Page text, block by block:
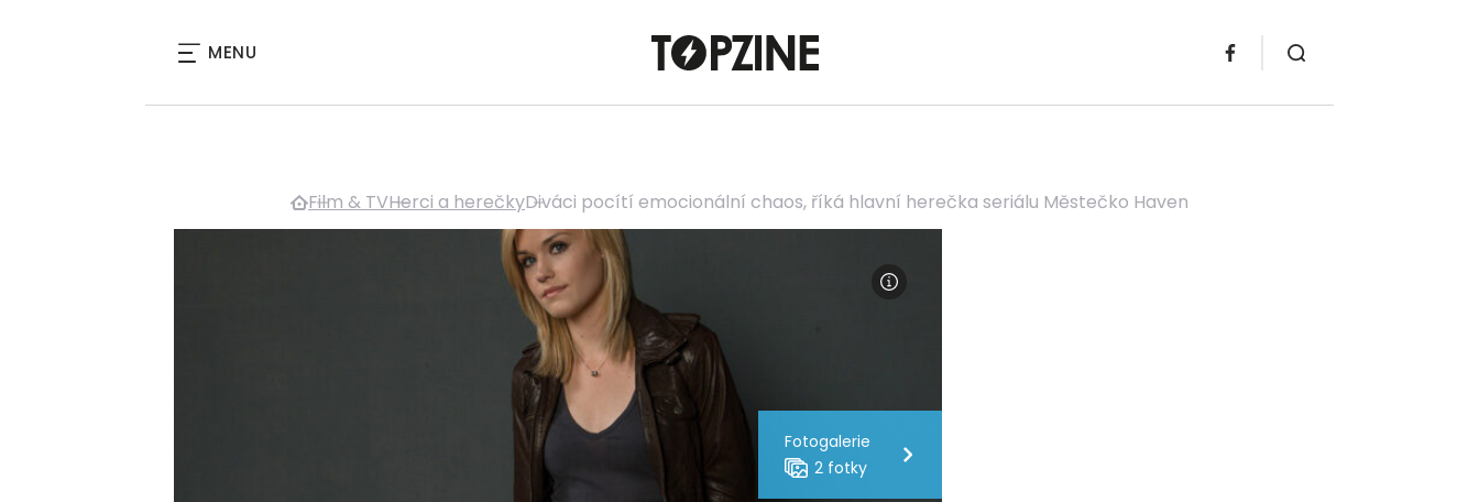
MENU
Film & TVHerci a herečkyDiváci pocítí emocionální chaos, říká hlavní herečka seriálu Městečko Haven
Fotogalerie
2 fotky